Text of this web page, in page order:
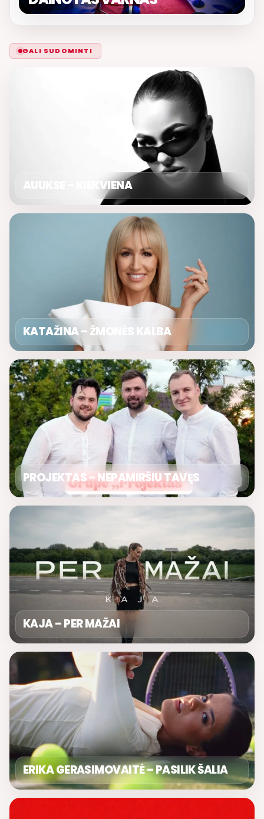
GALI SUDOMINTI
AUUKSE – KIEKVIENA
KATAŽINA – ŽMONĖS KALBA
PROJEKTAS – NEPAMIRŠIU TAVĘS
KAJA – PER MAŽAI
ERIKA GERASIMOVAITĖ – PASILIK ŠALIA